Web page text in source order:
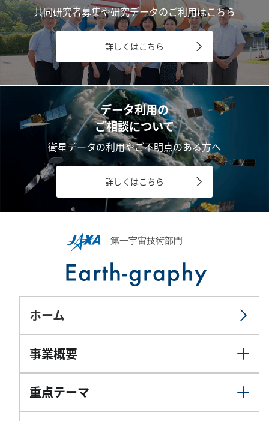
共同研究者募集や研究データのご利用はこちら
詳しくはこちら
データ利用の
ご相談について
衛星データの利用やご不明点のある方へ
詳しくはこちら
ホーム
事業概要
重点テーマ